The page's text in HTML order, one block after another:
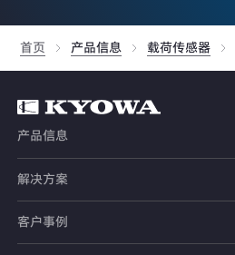
首页 产品信息 载荷传感器
产品信息
应变片
传感器
解决方案
客户事例